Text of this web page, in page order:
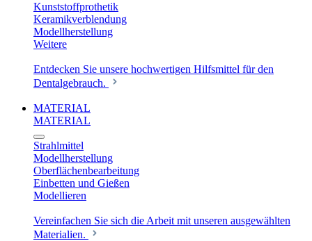
Kunststoffprothetik
Keramikverblendung
Modellherstellung
Weitere
Entdecken Sie unsere hochwertigen Hilfsmittel für den
Dentalgebrauch.
MATERIAL
MATERIAL
Strahlmittel
Modellherstellung
Oberflächenbearbeitung
Einbetten und Gießen
Modellieren
Vereinfachen Sie sich die Arbeit mit unseren ausgewählten
Materialien.